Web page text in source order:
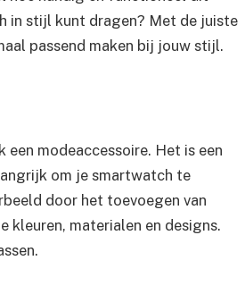
in stijl kunt dragen? Met de juiste
passend maken bij jouw stijl.
modeaccessoire. Het is een
om je smartwatch te
door het toevoegen van
kleuren, materialen en designs.